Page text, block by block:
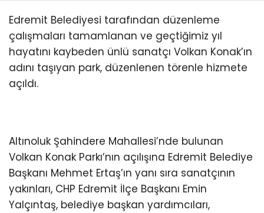
Edremit Belediyesi tarafından düzenleme
çalışmaları tamamlanan ve geçtiğimiz yıl
hayatını kaybeden ünlü sanatçı Volkan Konak’ın
adını taşıyan park, düzenlenen törenle hizmete
açıldı.
Altınoluk Şahindere Mahallesi’nde bulunan
Volkan Konak Parkı’nın açılışına Edremit Belediye
Başkanı Mehmet Ertaş’ın yanı sıra sanatçının
yakınları, CHP Edremit İlçe Başkanı Emin
Yalçıntaş, belediye başkan yardımcıları,